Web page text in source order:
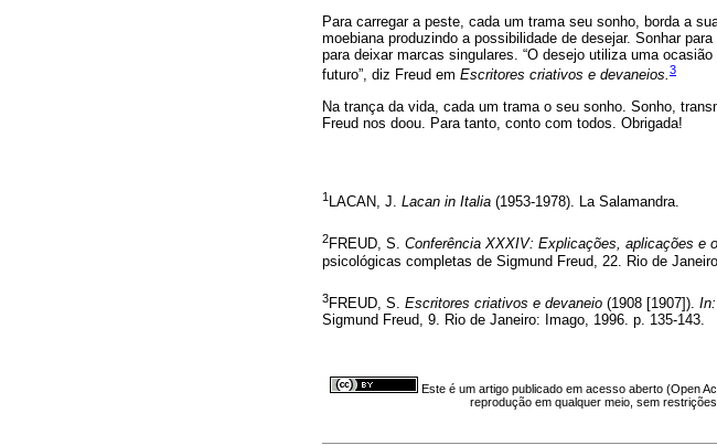
Para carregar a peste, cada um trama seu sonho, borda a
moebiana produzindo a possibilidade de desejar. Sonhar
para deixar marcas singulares. “O desejo utiliza uma
futuro”, diz Freud em Escritores criativos e devaneios.3
Na trança da vida, cada um trama o seu sonho. Sonho,
Freud nos doou. Para tanto, conto com todos. Obrigada!
1 LACAN, J. Lacan in Italia (1953-1978). La Salamandra.
2FREUD, S. Conferência XXXIV: Explicações, aplicações e
psicológicas completas de Sigmund Freud, 22. Rio de
3FREUD, S. Escritores criativos e devaneio (1908 [1907]). In:
Sigmund Freud, 9. Rio de Janeiro: Imago, 1996. p. 135-143.
Este é um artigo publicado em acesso aberto (Open
reprodução em qualquer meio, sem